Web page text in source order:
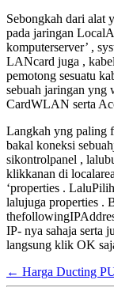
Sebongkah dari alat
pada jaringan
komputerserver’ ,
LANcard juga ,
pemotong sesuatu
sebuah jaringan yng
CardWLAN serta
Langkah yng paling
bakal koneksi
sikontrolpanel ,
klikkanan di
‘properties .
lalujuga properties .
IP- nya sahaja serta
langsung klik OK
← Harga Ducting